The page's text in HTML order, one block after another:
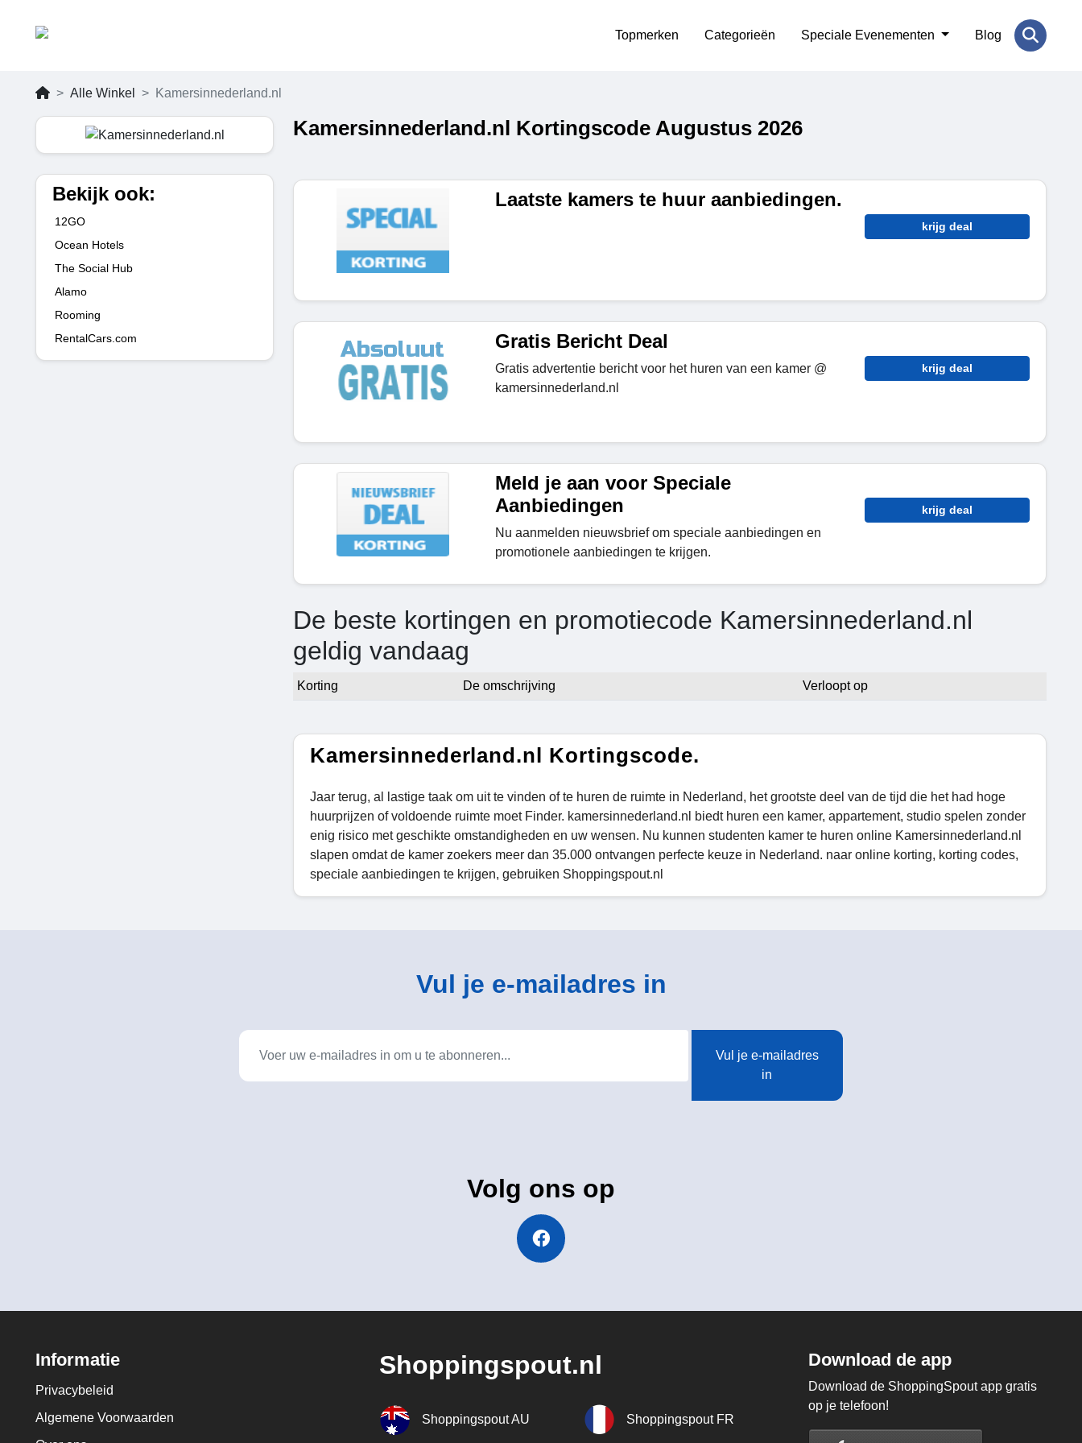
Topmerken Categorieën Speciale Evenementen Blog
Alle Winkel Kamersinnederland.nl
Bekijk ook:
12GO
Ocean Hotels
The Social Hub
Alamo
Rooming
RentalCars.com
Kamersinnederland.nl Kortingscode Augustus 2026
Laatste kamers te huur aanbiedingen.
krijg deal
Gratis Bericht Deal
Gratis advertentie bericht voor het huren van een kamer @
kamersinnederland.nl
krijg deal
Meld je aan voor Speciale
Aanbiedingen
Nu aanmelden nieuwsbrief om speciale aanbiedingen en
promotionele aanbiedingen te krijgen.
krijg deal
De beste kortingen en promotiecode Kamersinnederland.nl
geldig vandaag
Korting De omschrijving Verloopt op
Kamersinnederland.nl Kortingscode.
Jaar terug, al lastige taak om uit te vinden of te huren de ruimte in Nederland, het grootste deel van de tijd die het had hoge
huurprijzen of voldoende ruimte moet Finder. kamersinnederland.nl biedt huren een kamer, appartement, studio spelen zonder
enig risico met geschikte omstandigheden en uw wensen. Nu kunnen studenten kamer te huren online Kamersinnederland.nl
slapen omdat de kamer zoekers meer dan 35.000 ontvangen perfecte keuze in Nederland. naar online korting, korting codes,
speciale aanbiedingen te krijgen, gebruiken Shoppingspout.nl
Vul je e-mailadres in
Vul je e-mailadres
in
Volg ons op
Informatie
Privacybeleid
Algemene Voorwaarden
Shoppingspout.nl
Shoppingspout AU Shoppingspout FR
Download de app
Download de ShoppingSpout app gratis
op je telefoon!